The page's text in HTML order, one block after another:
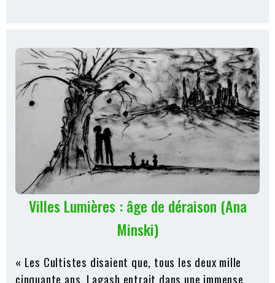
Villes Lumières : âge de déraison (Ana
Minski)
« Les Cultistes disaient que, tous les deux mille
cinquante ans, Lagash entrait dans une immense